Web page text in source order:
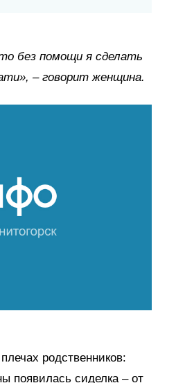
без помощи я сделать
–говорит женщина.
родственников:
появилась сиделка –от